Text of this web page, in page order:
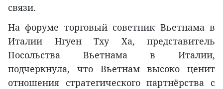
связи.
На форуме торговый советник Вьетнама в
Италии Нгуен Тху Ха, представитель
Посольства Вьетнама в Италии,
подчеркнула, что Вьетнам высоко ценит
отношения стратегического партнёрства с